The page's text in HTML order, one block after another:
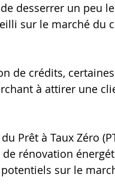
desserrer un peu
sur le marché du
de crédits, certaines
à attirer une
Prêt à Taux Zéro
rénovation
sur le